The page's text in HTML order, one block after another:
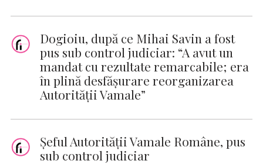
Dogioiu, după ce Mihai Savin a fost
pus sub control judiciar: “A avut un
mandat cu rezultate remarcabile; era
în plină desfășurare reorganizarea
Autorității Vamale”
Șeful Autorității Vamale Române, pus
sub control judiciar